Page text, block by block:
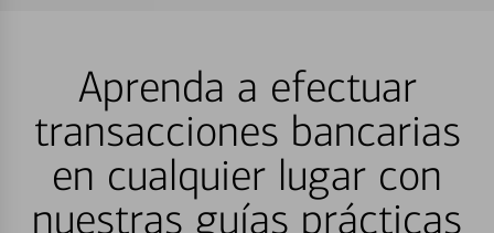
Aprenda a efectuar
transacciones bancarias
en cualquier lugar con
nuestras guías prácticas